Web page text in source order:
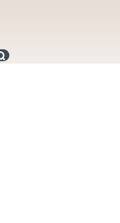
Search for an bibliography